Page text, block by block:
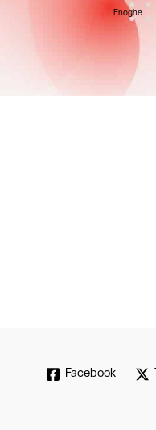
Enoghe
Facebook